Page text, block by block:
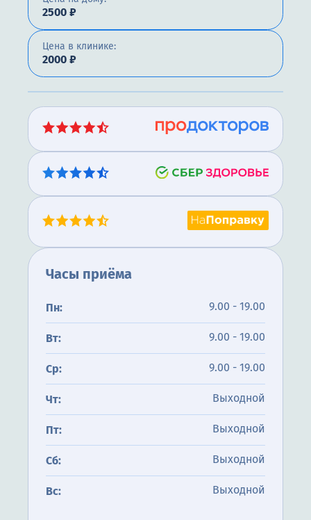
2500 ₽
Цена в клинике:
2000 ₽
Часы приёма
Пн: 9.00 - 19.00
Вт: 9.00 - 19.00
Ср: 9.00 - 19.00
Чт: Выходной
Пт: Выходной
Сб: Выходной
Вс: Выходной